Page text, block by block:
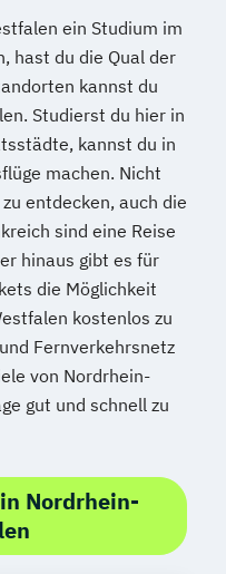
ein Studium im
hast du die Qual der
kannst du
Studierst du hier in
kannst du in
machen. Nicht
entdecken, auch die
sind eine Reise
hinaus gibt es für
die Möglichkeit
kostenlos zu
Fernverkehrsnetz
von Nordrhein-
gut und schnell zu
Nordrhein-